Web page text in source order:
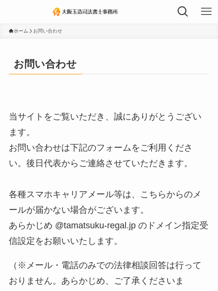
ホーム お問い合わせ
お問い合わせ
当サイトをご覧いただき、誠にありがとうござい
ます。
お問い合わせは下記のフォームをご利用くださ
い。後日代表からご連絡させていただきます。
各種スマホキャリアメール等は、こちらからのメ
ールが届かない場合がございます。
あらかじめ @tamatsuku-regal.jp のドメイン指定受
信設定をお願いいたします。
（※メール・電話のみでの法律相談回答は行って
おりません。あらかじめ、ご了承くださいま